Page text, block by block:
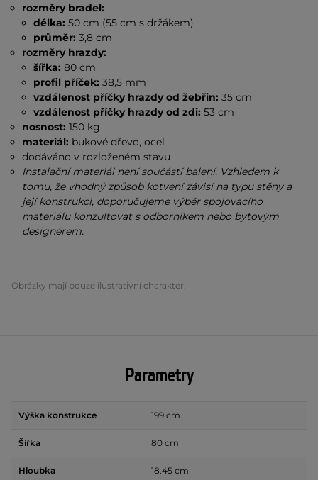
rozměry bradel:
délka: 50 cm (55 cm s držákem)
průměr: 3,8 cm
rozměry hrazdy:
šířka: 80 cm
profil příček: 38,5 mm
vzdálenost příčky hrazdy od žebřin: 35 cm
vzdálenost příčky hrazdy od zdi: 53 cm
nosnost:150 kg
materiál: bukové dřevo, ocel
dodáváno v rozloženém stavu
Instalační materiál není součástí balení. Vzhledem k
tomu, že vhodný způsob kotvení závisí na typu stěny a
její konstrukci, doporučujeme výběr spojovacího
materiálu konzultovat s odborníkem nebo bytovým
designérem.
Obrázky mají pouze ilustrativní charakter.
Parametry
Výška konstrukce 199 cm
Šířka 80 cm
Hloubka 18.45 cm